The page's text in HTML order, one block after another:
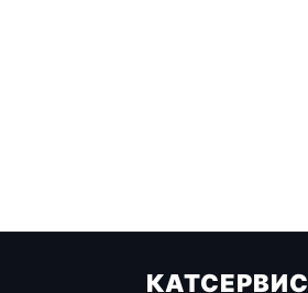
КАТСЕРВИС